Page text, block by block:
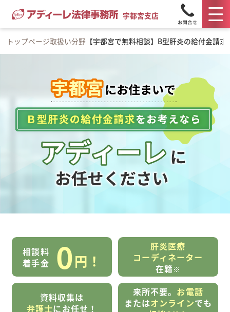
宇都宮支店
トップページ取扱い分野 【宇都宮で無料相談】B型肝炎の給付金請
相談料
着手金
0円！
肝炎医療
コーディネーター
在籍※
資料収集は
弁護士にお任せ！
来所不要。 お電話
またはオンラインでも